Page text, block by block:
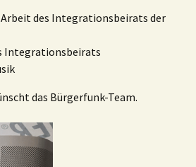
des Integrationsbeirats der
Integrationsbeirats
das Bürgerfunk-Team.